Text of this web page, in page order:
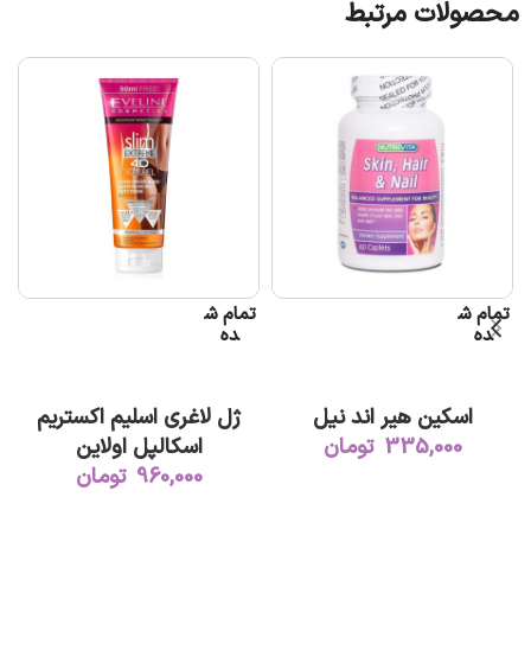
محصولات مرتبط
تمام ش
ده
اسکین هیر اند نیل
335,000 تومان
تمام ش
ده
ژل لاغری اسلیم اکستریم
اسکالپل اولاین
960,000 تومان